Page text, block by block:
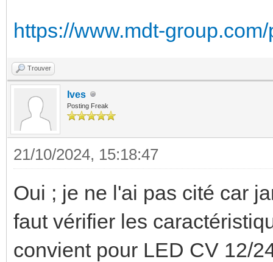
https://www.mdt-
Trouver
Ives
Posting Freak
21/10/2024, 15:18:47
Oui ; je ne l'ai pas cité car
faut vérifier les
convient pour LED CV 12/